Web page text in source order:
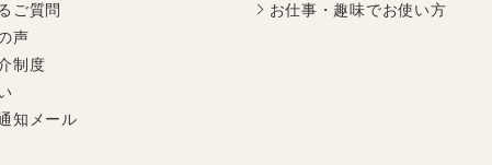
ご質問
声
制度
知メール
お仕事・趣味でお使い方